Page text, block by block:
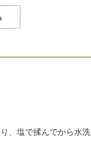
、塩で揉んでから水